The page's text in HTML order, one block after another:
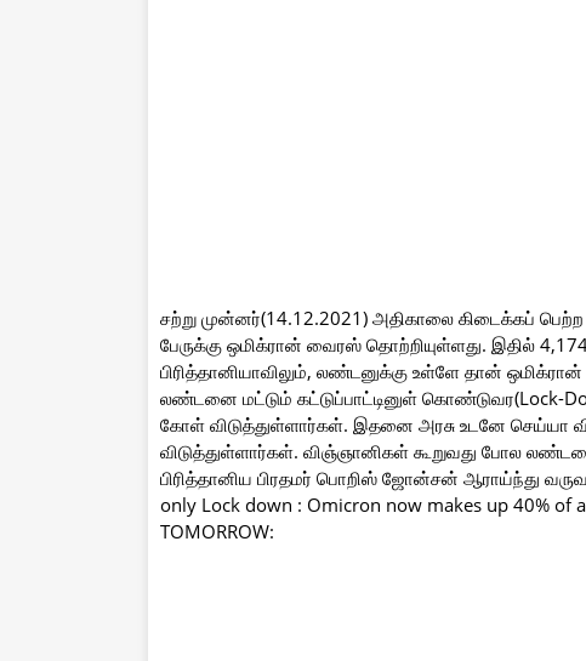
சற்று முன்னர்(14.12.2021) அதிகாலை கிடைக்கப் பெற்ற
பேருக்கு ஒமிக்ரான் வைரஸ் தொற்றியுள்ளது. இதில்
பிரித்தானியாவிலும், லண்டனுக்கு உள்ளே தான்
லண்டனை மட்டும் கட்டுப்பாட்டினுள் கொண்டுவர(Lock-
கோள் விடுத்துள்ளார்கள். இதனை அரசு உடனே செய்யா
விடுத்துள்ளார்கள். விஞ்ஞானிகள் கூறுவது போல
பிரித்தானிய பிரதமர் பொறிஸ் ஜோன்சன் ஆராய்ந்து
only Lock down : Omicron now makes up 40% of
TOMORROW: